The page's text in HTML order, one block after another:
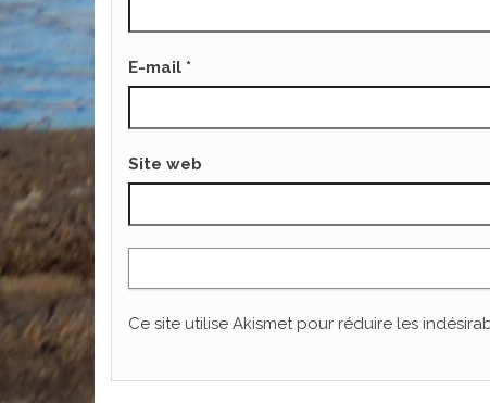
E-mail *
Site web
Ce site utilise Akismet pour réduire les